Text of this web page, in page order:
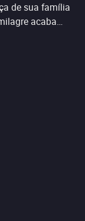
de sua família
acaba
em uma
atuação de